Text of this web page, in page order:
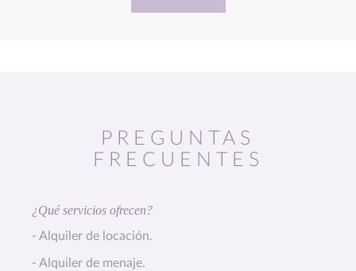
PREGUNTAS
FRECUENTES
¿Qué servicios ofrecen?
- Alquiler de locación.
- Alquiler de menaje.